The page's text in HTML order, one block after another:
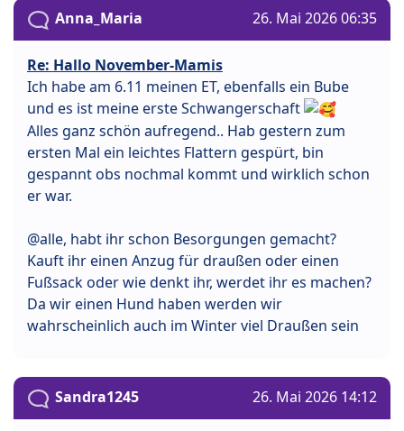
Anna_Maria 26. Mai 2026 06:35
Re: Hallo November-Mamis
Ich habe am 6.11 meinen ET, ebenfalls ein Bube
und es ist meine erste Schwangerschaft
Alles ganz schön aufregend.. Hab gestern zum
ersten Mal ein leichtes Flattern gespürt, bin
gespannt obs nochmal kommt und wirklich schon
er war.
@alle, habt ihr schon Besorgungen gemacht?
Kauft ihr einen Anzug für draußen oder einen
Fußsack oder wie denkt ihr, werdet ihr es machen?
Da wir einen Hund haben werden wir
wahrscheinlich auch im Winter viel Draußen sein
Sandra1245 26. Mai 2026 14:12